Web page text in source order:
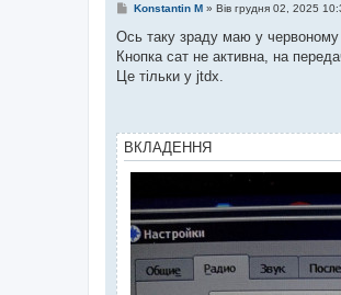
П
в
д
о
я
Konstantin M» Вів грудня 02, 2025
Ось таку зраду маю у червоному
Кнопка сат не активна, на
Це тільки у jtdx.
ВКЛАДЕННЯ